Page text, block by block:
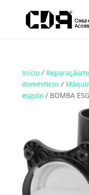
Translate
Início/ Reparação/
domésticos /
esgoto/ BOMBA